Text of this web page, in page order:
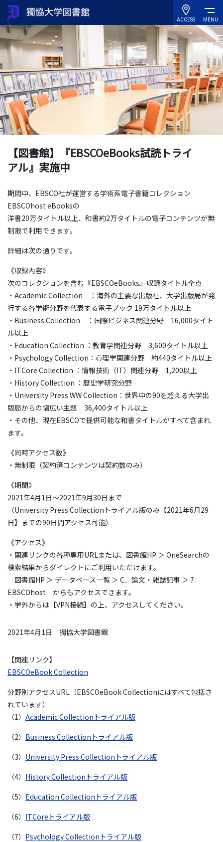
ACCESS MENU
【図書館】『EBSCOeBooks試読トライ
アル』実施中
期間中、EBSCO社が運営する学術系電子書籍コレクション
EBSCOhost eBooksの
洋書20万タイトル以上、和書約2万タイトルの電子コンテンツが無
制限で利用できます。
詳細は次の通りです。
《収録内容》
次のコレクションを含む『EBSCOeBooks』収録タイトル全点
・Academic Collection ：海外の主要な出版社、大学出版局が発
行する各学術分野を代表する電子ブック 19万タイトル以上
・Business Collection ：国際ビジネス関連分野 16,000タイト
ル以上
・Education Collection ：教育学関連分野 3,600タイトル以上
・Psychology Collection：心理学関連分野 約440タイトル以上
・ITCore Collection ：情報技術（IT）関連分野 1,200以上
・History Collection ：歴史学研究分野
・University Press WW Collection：世界中の90を超える大学出
版局からの幅広い主題 36,400タイトル以上
・その他、現在EBSCOで提供可能な和書タイトルがすべて含まれ
ます。
《同時アクセス数》
・無制限（契約済コンテンツは契約数のみ）
《期間》
2021年4月1日～2021年9月30日まで
（University Press Collectionトライアル版のみ【2021年6月29
日】までの90日間アクセス可能）
《アクセス》
・関連リンクの各種専用URLまたは、図書館HP ＞ OneSearchの
検索結果からダイレクトにご利用いただけます。
図書館HP ＞ データベース一覧 ＞ C．論文・雑誌記事 ＞ 7.
EBSCOhost からもアクセスできます。
・学外からは【VPN接続】の上、アクセスしてください。
2021年4月1日 獨協大学図書館
【関連リンク】
EBSCOeBook Collection
分野別アクセスURL（EBSCOeBook Collectionにはすべて包括さ
れています）
（1） Academic Collectionトライアル版
（2） Business Collectionトライアル版
（3） University Press Collectionトライアル版
（4） History Collectionトライアル版
（5） Education Collectionトライアル版
（6） ITCoreトライアル版
（7） Psychology Collectionトライアル版